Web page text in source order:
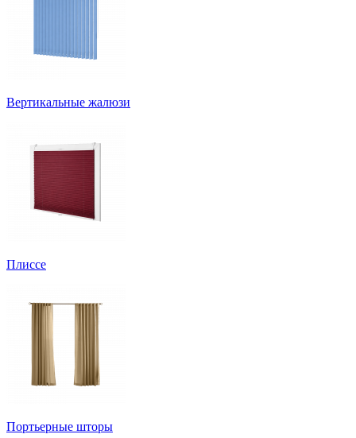
Вертикальные жалюзи
Плиссе
Портьерные шторы